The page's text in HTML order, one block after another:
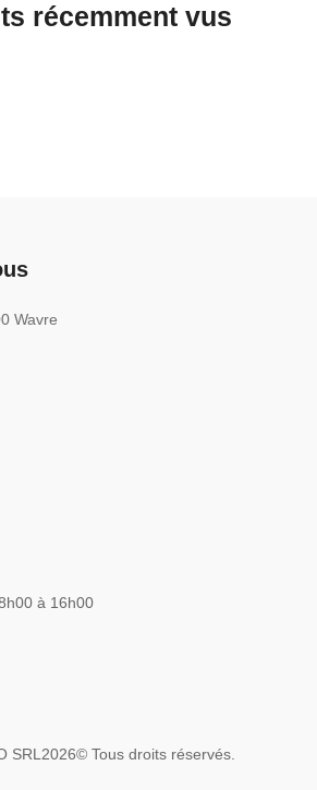
récemment vus
Wavre
à 16h00
SRL 2026© Tous droits réservés.